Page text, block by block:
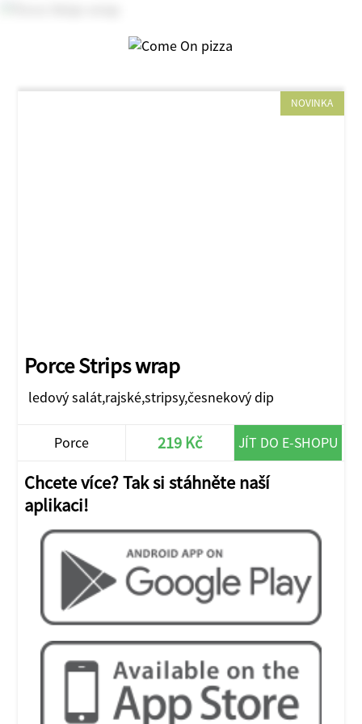
NOVINKA
Porce Strips wrap
ledový salát,rajské,stripsy,česnekový dip
Porce 219 Kč JÍT DO E-SHOPU
Chcete více? Tak si stáhněte naší
aplikaci!